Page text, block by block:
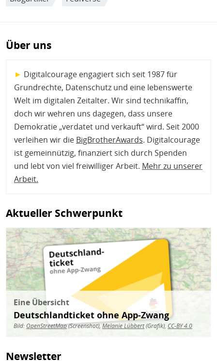
Über uns
► Digitalcourage engagiert sich seit 1987 für
Grundrechte, Datenschutz und eine lebenswerte
Welt im digitalen Zeitalter. Wir sind technikaffin,
doch wir wehren uns dagegen, dass unsere
Demokratie „verdatet und verkauft“ wird. Seit 2000
verleihen wir die BigBrotherAwards. Digitalcourage
ist gemeinnützig, finanziert sich durch Spenden
und lebt von viel freiwilliger Arbeit. Mehr zu unserer
Arbeit.
Aktueller Schwerpunkt
Bild
Eine Übersicht
Deutschlandticket ohne App-Zwang
Bild: OpenStreetMap(Screenshot),Melanie Lübbert(Grafik), CC-BY 4.0
Newsletter